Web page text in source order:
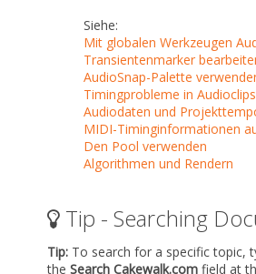
Siehe:
Mit globalen Werkzeugen
Transientenmarker
AudioSnap-Palette
Timingprobleme in
Audiodaten und
MIDI-Timinginformationen
Den Pool verwenden
Algorithmen und Rendern
Tip - Searching
Tip: To search for a specific topic,
the Search Cakewalk.com field at